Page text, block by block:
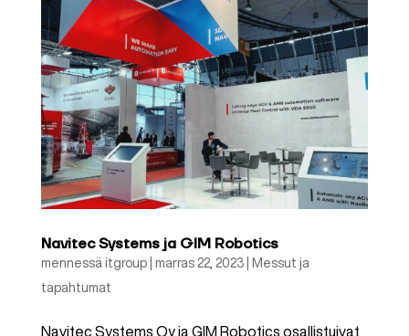
Navitec Systems ja GIM Robotics
mennessä itgroup| marras 22, 2023|
Messut ja
tapahtumat
Navitec Systems Oy ja GIM Robotics osallistuivat